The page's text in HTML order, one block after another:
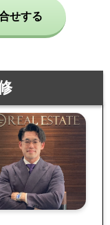
せする